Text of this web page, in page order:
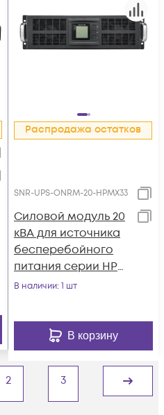
Распродажа остатков
SNR-UPS-ONRM-20-HPMX33
Силовой модуль 20
кВА для источника
бесперебойного
питания серии HPM,
без АКБ (ток заряда
В наличии: 1 шт
В корзину
2 3
Дальше